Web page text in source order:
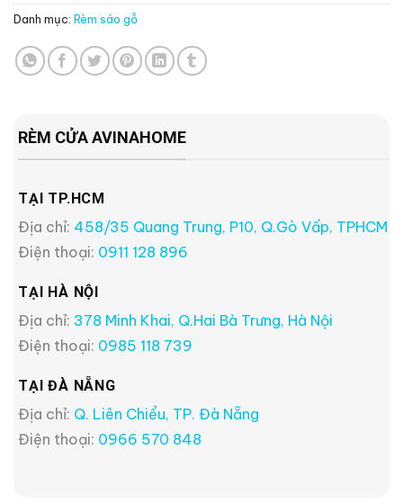
Danh mục: Rèm sáo gỗ
RÈM CỬA AVINAHOME
TẠI TP.HCM
Địa chỉ: 458/35 Quang Trung, P10, Q.Gò Vấp, TPHCM
Điện thoại: 0911 128 896
TẠI HÀ NỘI
Địa chỉ: 378 Minh Khai, Q.Hai Bà Trưng, Hà Nội
Điện thoại: 0985 118 739
TẠI ĐÀ NẴNG
Địa chỉ: Q. Liên Chiểu, TP. Đà Nẵng
Điện thoại: 0966 570 848